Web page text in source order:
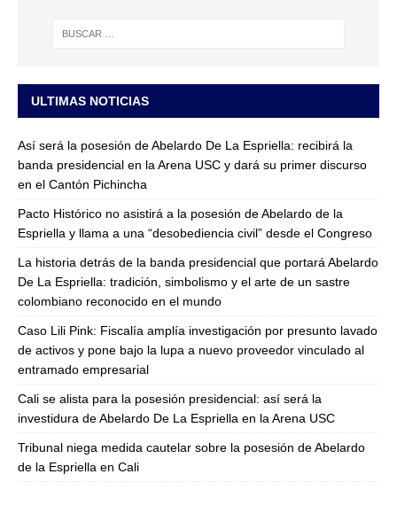
ULTIMAS NOTICIAS
Así será la posesión de Abelardo De La Espriella: recibirá la
banda presidencial en la Arena USC y dará su primer discurso
en el Cantón Pichincha
Pacto Histórico no asistirá a la posesión de Abelardo de la
Espriella y llama a una “desobediencia civil” desde el Congreso
La historia detrás de la banda presidencial que portará Abelardo
De La Espriella: tradición, simbolismo y el arte de un sastre
colombiano reconocido en el mundo
Caso Lili Pink: Fiscalía amplía investigación por presunto lavado
de activos y pone bajo la lupa a nuevo proveedor vinculado al
entramado empresarial
Cali se alista para la posesión presidencial: así será la
investidura de Abelardo De La Espriella en la Arena USC
Tribunal niega medida cautelar sobre la posesión de Abelardo
de la Espriella en Cali